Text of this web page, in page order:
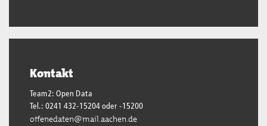
Kontakt
Team2: Open Data
Tel.: 0241 432-15204 oder -15200
offenedaten@mail.aachen.de